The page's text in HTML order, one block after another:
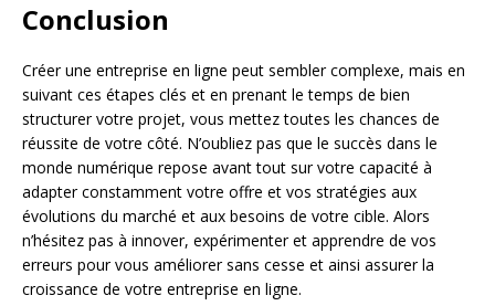
Conclusion
Créer une entreprise en ligne peut sembler complexe, mais en
suivant ces étapes clés et en prenant le temps de bien
structurer votre projet, vous mettez toutes les chances de
réussite de votre côté. N’oubliez pas que le succès dans le
monde numérique repose avant tout sur votre capacité à
adapter constamment votre offre et vos stratégies aux
évolutions du marché et aux besoins de votre cible. Alors
n’hésitez pas à innover, expérimenter et apprendre de vos
erreurs pour vous améliorer sans cesse et ainsi assurer la
croissance de votre entreprise en ligne.